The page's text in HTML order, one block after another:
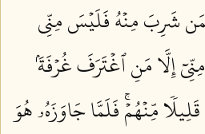
شَرِبَ مِنۡهُ فَلَيۡسَ مِنِّي
إِلَّا مَنِ ٱغۡتَرَفَ غُرۡفَةَۢ
مِّنۡهُمۡۚ فَلَمَّا جَاوَزَهُۥ هُوَ